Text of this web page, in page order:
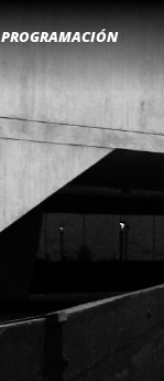
PROGRAMACIÓN